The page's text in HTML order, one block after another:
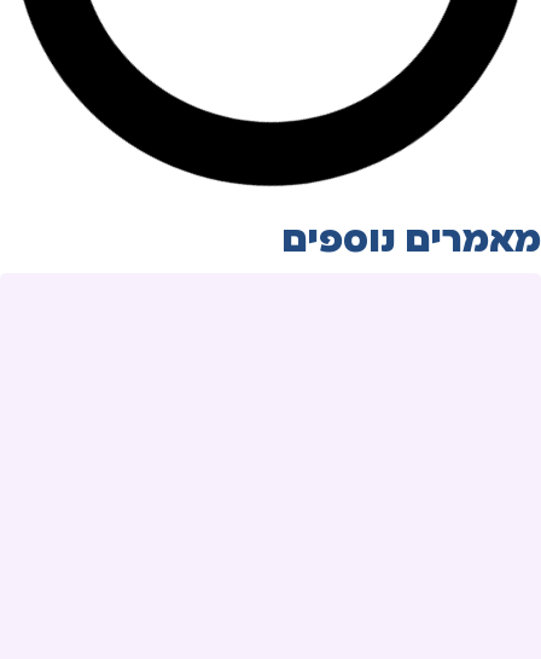
מאמרים נוספים